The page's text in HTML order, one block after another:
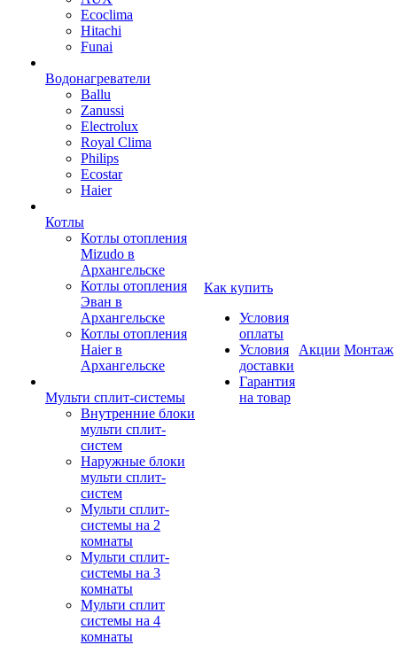
Ecoclima
Hitachi
Funai
Водонагреватели
Ballu
Zanussi
Electrolux
Royal Clima
Philips
Ecostar
Haier
Котлы
Котлы отопления
Mizudo в
Архангельске
Котлы отопления
Эван в
Архангельске
Котлы отопления
Haier в
Архангельске
Мульти сплит-системы
Внутренние блоки
мульти сплит-
систем
Наружные блоки
мульти сплит-
систем
Мульти сплит-
системы на 2
комнаты
Мульти сплит-
системы на 3
комнаты
Мульти сплит
системы на 4
комнаты
Как купить
Условия
оплаты
Условия
доставки
Гарантия
на товар
Акции Монтаж